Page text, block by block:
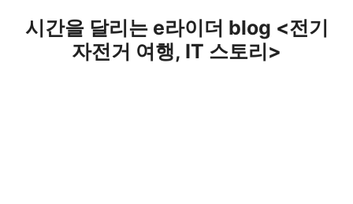
시간을 달리는 e라이더 blog <전기
자전거 여행, IT 스토리>